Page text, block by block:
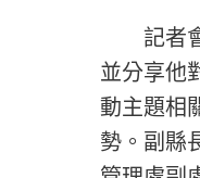
記者會
並分享他
動主題相
勢。副縣